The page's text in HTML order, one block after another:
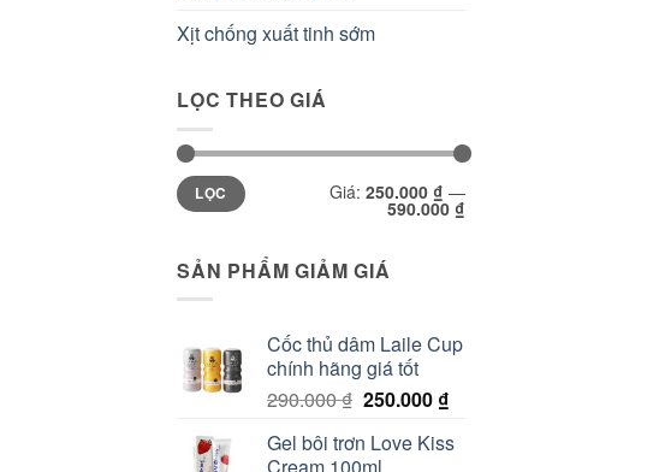
Xịt chống xuất tinh sớm
LỌC THEO GIÁ
Giá
tối
thiểu
Giá
tối
đa
LỌC Giá: 250.000 ₫ —
590.000 ₫
SẢN PHẨM GIẢM GIÁ
Cốc thủ dâm Laile Cup
chính hãng giá tốt
290.000₫ Giá
là:
250.000 ₫Giá
tại
Gel bôi trơn Love Kiss